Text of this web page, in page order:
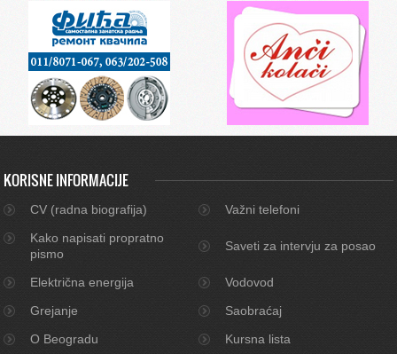
KORISNE INFORMACIJE
CV (radna biografija)
Važni telefoni
Kako napisati propratno
pismo
Saveti za intervju za posao
Električna energija
Vodovod
Grejanje
Saobraćaj
O Beogradu
Kursna lista